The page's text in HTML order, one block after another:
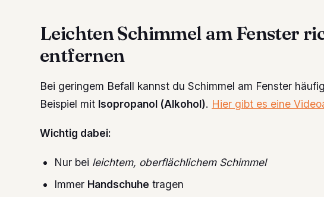
Leichten Schimmel am Fenster
entfernen
Bei geringem Befall kannst du Schimmel am Fenster
Beispiel mit Isopropanol (Alkohol). Hier gibt es eine
Wichtig dabei:
Nur bei leichtem, oberflächlichem Schimmel
Immer Handschuhe tragen